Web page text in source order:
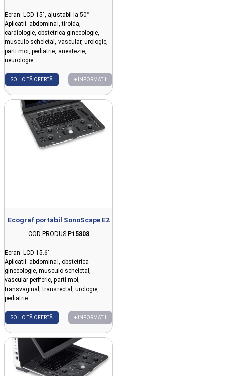
Ecran: LCD 15", ajustabil la 50°
Aplicatii: abdominal, tiroida,
cardiologie, obstetrica-ginecologie,
musculo-scheletal
, vascular, urologie,
parti moi, pediatrie, anestezie,
neurologie
SOLICITĂ OFERTĂ + INFORMAȚII
Ecograf portabil SonoScape E2
COD PRODUS:P15808
Ecran: LCD 15.6"
Aplicatii: abdominal, obstetrica-
ginecologie, musculo-scheletal,
vascular-periferic, parti moi,
transvaginal, transrectal, urologie,
pediatrie
SOLICITĂ OFERTĂ + INFORMAȚII